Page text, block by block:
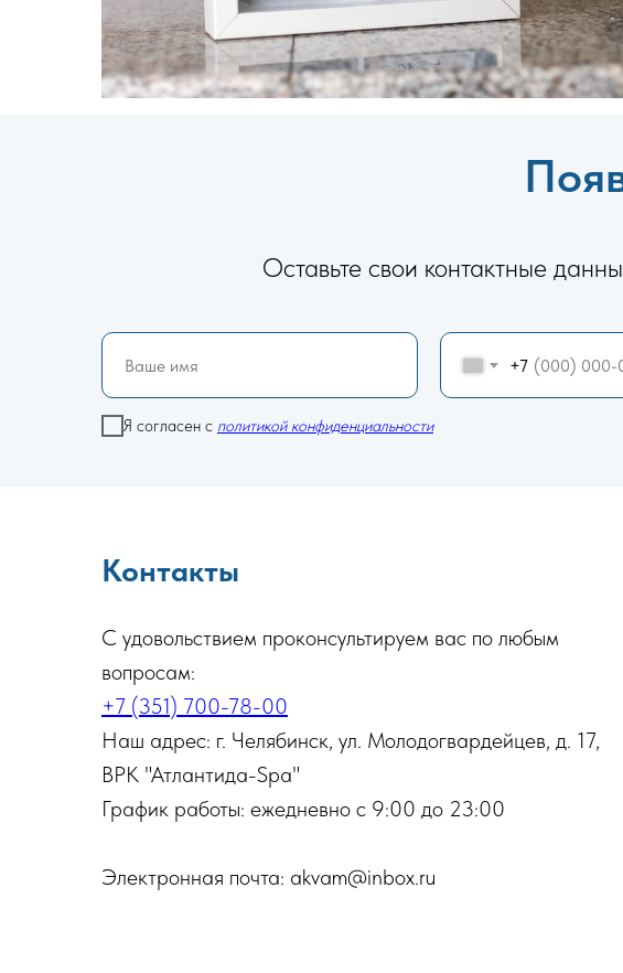
Оставьте свои контактные
+7
Я согласен с политикой конфиденциальности
Контакты
С удовольствием проконсультируем вас по любым
вопросам:
+7 (351) 700-78-00
Наш адрес: г. Челябинск, ул. Молодогвардейцев, д. 17,
ВРК "Атлантида-Spa"
График работы: ежедневно с 9:00 до 23:00
Электронная почта: akvam@inbox.ru